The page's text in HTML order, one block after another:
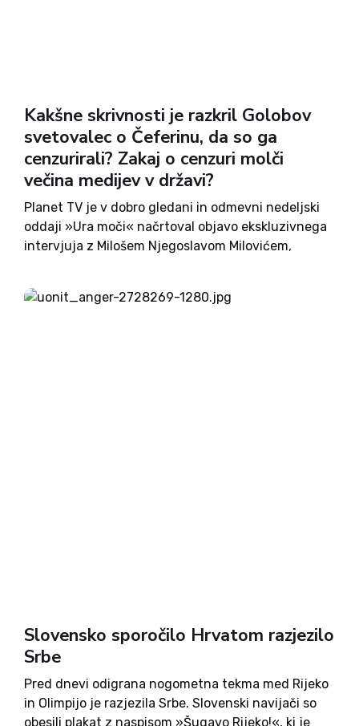
Kakšne skrivnosti je razkril Golobov
svetovalec o Čeferinu, da so ga
cenzurirali? Zakaj o cenzuri molči
večina medijev v državi?
Planet TV je v dobro gledani in odmevni nedeljski
oddaji »Ura moči« načrtoval objavo ekskluzivnega
intervjuja z Milošem Njegoslavom Milovićem,
vlade. V njem naj bi razkril tudi šokantne
skrivnosti odvetniške družine Čeferin, ki naj bi
Slovensko sporočilo Hrvatom razjezilo
Srbe
Pred dnevi odigrana nogometna tekma med Rijeko
in Olimpijo je razjezila Srbe. Slovenski navijači so
obesili plakat z naspisom »Šugavo Rijeko!«, ki je